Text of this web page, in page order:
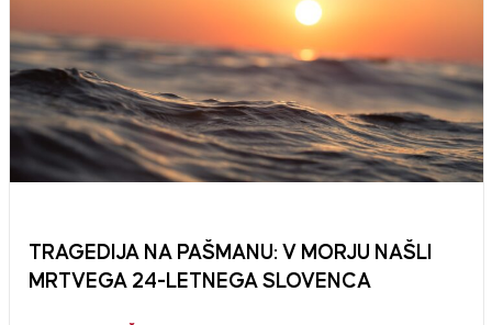
TRAGEDIJA NA PAŠMANU: V MORJU NAŠLI
MRTVEGA 24-LETNEGA SLOVENCA